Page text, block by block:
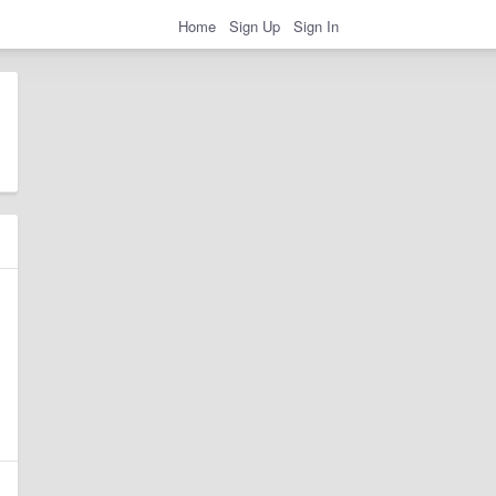
Home Sign Up Sign In